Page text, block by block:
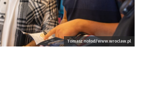
Tomasz Hołod/www.wroclaw.pl